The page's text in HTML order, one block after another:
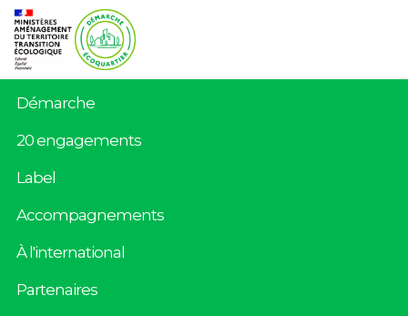
Démarche
20 engagements
Label
Accompagnements
À l'international
Partenaires